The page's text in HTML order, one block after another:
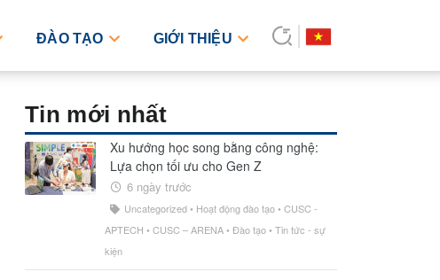
ĐÀO TẠO GIỚI THIỆU
Tin mới nhất
Xu hướng học song bằng công nghệ:
Lựa chọn tối ưu cho Gen Z
6 ngày trước
Uncategorized• Hoạt động đào tạo• CUSC -
APTECH • CUSC – ARENA• Đào tạo• Tin tức - sự
kiện